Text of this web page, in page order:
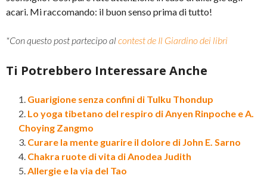
acari. Mi raccomando: il buon senso prima di tutto!
*Con questo post partecipo al contest de Il Giardino dei libri
Ti Potrebbero Interessare Anche
Guarigione senza confini di Tulku Thondup
Lo yoga tibetano del respiro di Anyen Rinpoche e A.
Choying Zangmo
Curare la mente guarire il dolore di John E. Sarno
Chakra ruote di vita di Anodea Judith
Allergie e la via del Tao